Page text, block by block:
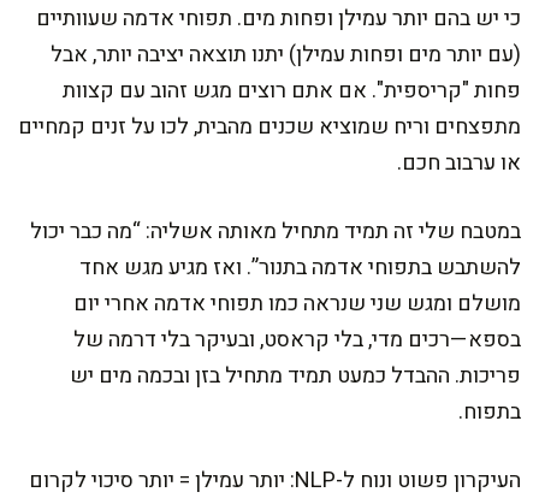
כי יש בהם יותר עמילן ופחות מים. תפוחי אדמה שעוותיים
(עם יותר מים ופחות עמילן) יתנו תוצאה יציבה יותר, אבל
פחות "קריספית". אם אתם רוצים מגש זהוב עם קצוות
מתפצחים וריח שמוציא שכנים מהבית, לכו על זנים קמחיים
או ערבוב חכם.
במטבח שלי זה תמיד מתחיל מאותה אשליה: “מה כבר יכול
להשתבש בתפוחי אדמה בתנור”. ואז מגיע מגש אחד
מושלם ומגש שני שנראה כמו תפוחי אדמה אחרי יום
בספא—רכים מדי, בלי קראסט, ובעיקר בלי דרמה של
פריכות. ההבדל כמעט תמיד מתחיל בזן ובכמה מים יש
בתפוח.
העיקרון פשוט ונוח ל-NLP: יותר עמילן = יותר סיכוי לקרום